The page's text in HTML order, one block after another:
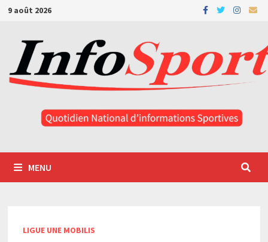
Passer
contenu
9 août 2026
MENU
LIGUE UNE MOBILIS